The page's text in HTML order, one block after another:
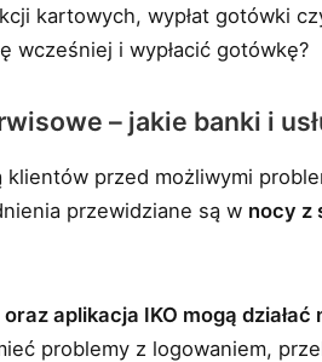
kartowych, wypłat gotówki
wcześniej i wypłacić gotówkę?
– jakie banki i
przed możliwymi
przewidziane są w nocy z
oraz aplikacja IKO mogą
problemy z logowaniem,